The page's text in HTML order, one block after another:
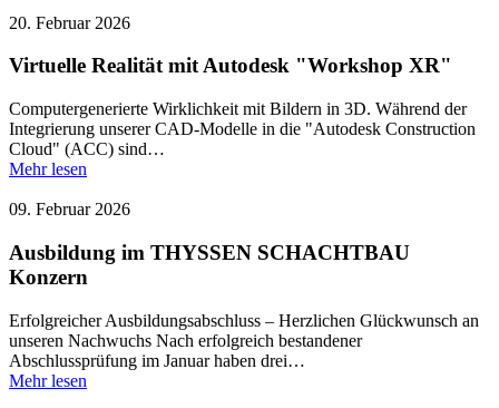
20. Februar 2026
Virtuelle Realität mit Autodesk "Workshop XR"
Computergenerierte Wirklichkeit mit Bildern in 3D. Während der
Integrierung unserer CAD-Modelle in die "Autodesk Construction
Cloud" (ACC) sind…
Mehr lesen
09. Februar 2026
Ausbildung im THYSSEN SCHACHTBAU
Konzern
Erfolgreicher Ausbildungsabschluss – Herzlichen Glückwunsch an
unseren Nachwuchs Nach erfolgreich bestandener
Abschlussprüfung im Januar haben drei…
Mehr lesen